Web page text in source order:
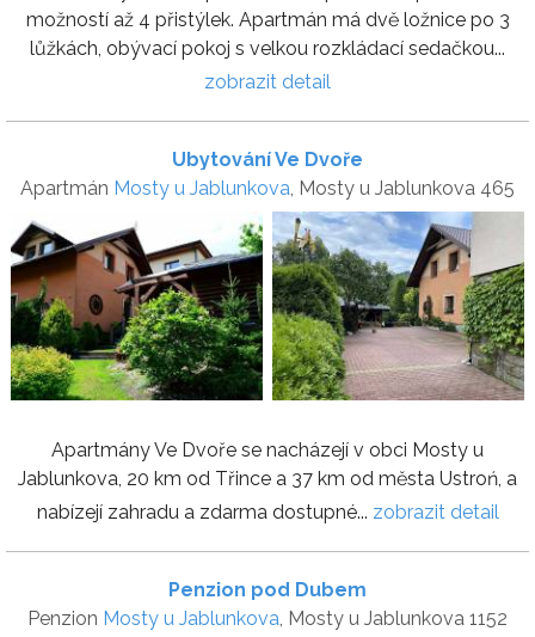
možností až 4 přistýlek. Apartmán má dvě ložnice po 3
lůžkách, obývací pokoj s velkou rozkládací sedačkou...
zobrazit detail
Ubytování Ve Dvoře
Apartmán Mosty u Jablunkova, Mosty u Jablunkova 465
Apartmány Ve Dvoře se nacházejí v obci Mosty u
Jablunkova, 20 km od Třince a 37 km od města Ustroń, a
nabízejí zahradu a zdarma dostupné... zobrazit detail
Penzion pod Dubem
Penzion Mosty u Jablunkova, Mosty u Jablunkova 1152